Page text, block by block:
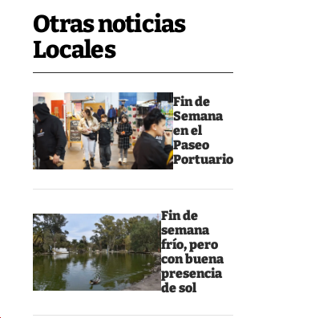
Otras noticias
Locales
Fin de
Semana
en el
Paseo
Portuario
Fin de
semana
frío, pero
con buena
presencia
de sol